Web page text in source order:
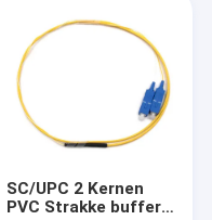
SC/UPC 2 Kernen
PVC Strakke buffer